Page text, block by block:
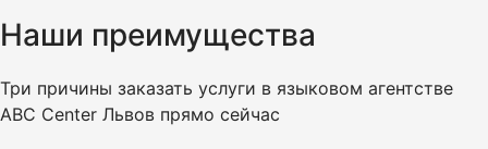
Наши преимущества
Три причины заказать услуги в языковом агентстве
ABC Center Львов прямо сейчас